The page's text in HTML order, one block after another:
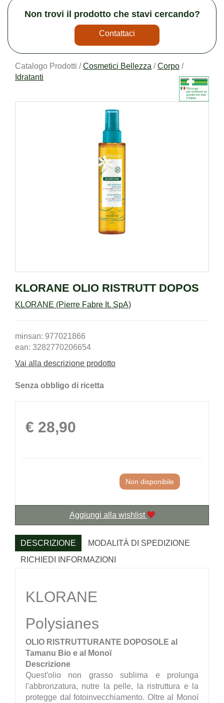
Non trovi il prodotto che stavi cercando?
Contattaci
Catalogo Prodotti /Cosmetici Bellezza /Corpo /
Idratanti
KLORANE OLIO RISTRUTT DOPOS
KLORANE (Pierre Fabre It. SpA)
minsan: 977021866
ean: 3282770206654
Vai alla descrizione prodotto
Senza obbligo di ricetta
Prezzo
€ 28,90
Non disponibile
Aggiungi alla wishlist
DESCRIZIONE
MODALITÀ DI SPEDIZIONE
RICHIEDI INFORMAZIONI
KLORANE
Polysianes
OLIO RISTRUTTURANTE DOPOSOLE al
Tamanu Bio e al Monoï
Descrizione
Quest'olio non grasso sublima e prolunga
l'abbronzatura, nutre la pelle, la ristruttura e la
protegge dal fotoinvecchiamento. Oltre al Monoï